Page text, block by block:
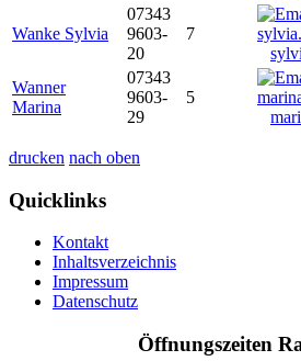
Wanke Sylvia
07343
9603-
20
7
Wanner
Marina
07343
9603-
29
5
drucken nach oben
Quicklinks
Kontakt
Inhaltsverzeichnis
Impressum
Datenschutz
Öffnungszeiten